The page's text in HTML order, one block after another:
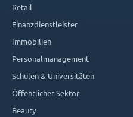
Retail
Finanzdienstleister
Immobilien
Personalmanagement
Schulen & Universitäten
Öffentlicher Sektor
Beauty